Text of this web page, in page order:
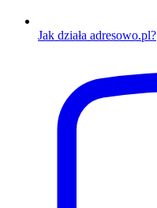
Jak działa adresowo.pl?